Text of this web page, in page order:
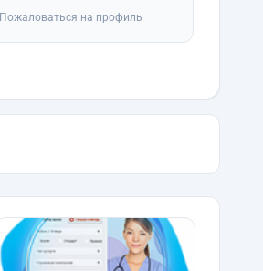
Пожаловаться на профиль